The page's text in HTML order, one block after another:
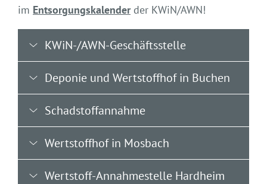
im Entsorgungskalenderder KWiN/AWN!
KWiN-/AWN-Geschäftsstelle
Deponie und Wertstoffhof in Buchen
Schadstoffannahme
Wertstoffhof in Mosbach
Wertstoff-Annahmestelle Hardheim